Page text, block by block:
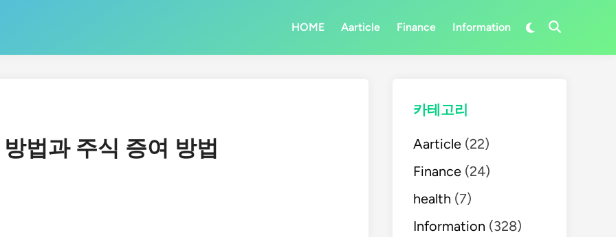
HOME Aarticle Finance Information
Switch
Open
법과 주식 증여 방법
카테고리
Aarticle (22)
Finance (24)
health (7)
Information (328)